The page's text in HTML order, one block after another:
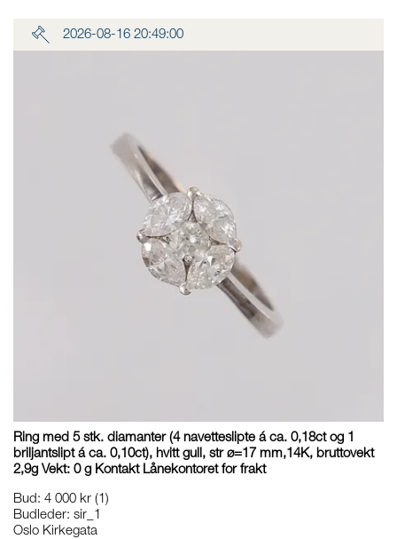
2026-08-16 20:49:00
Ring med 5 stk. diamanter (4 navetteslipte á ca. 0,18ct og 1
briljantslipt á ca. 0,10ct), hvitt gull, str ø=17 mm,14K, bruttovekt
2,9g Vekt: 0 g Kontakt Lånekontoret for frakt
Bud: 4 000 kr (1)
Budleder: sir_1
Oslo Kirkegata